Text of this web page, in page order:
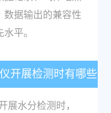
数据输出的兼容性
平。
开展检测时有哪些
展水分检测时，